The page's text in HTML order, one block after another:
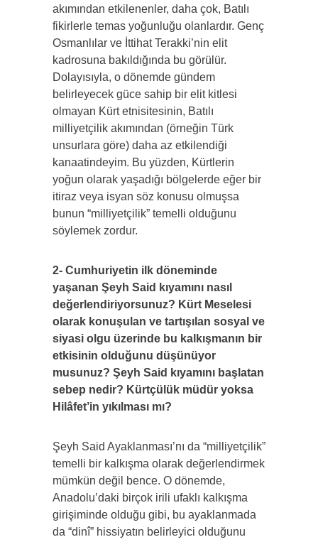
akımından etkilenenler, daha çok, Batılı
fikirlerle temas yoğunluğu olanlardır. Genç
Osmanlılar ve İttihat Terakki’nin elit
kadrosuna bakıldığında bu görülür.
Dolayısıyla, o dönemde gündem
belirleyecek güce sahip bir elit kitlesi
olmayan Kürt etnisitesinin, Batılı
milliyetçilik akımından (örneğin Türk
unsurlara göre) daha az etkilendiği
kanaatindeyim. Bu yüzden, Kürtlerin
yoğun olarak yaşadığı bölgelerde eğer bir
itiraz veya isyan söz konusu olmuşsa
bunun “milliyetçilik” temelli olduğunu
söylemek zordur.
2- Cumhuriyetin ilk döneminde
yaşanan Şeyh Said kıyamını nasıl
değerlendiriyorsunuz? Kürt Meselesi
olarak konuşulan ve tartışılan sosyal ve
siyasi olgu üzerinde bu kalkışmanın bir
etkisinin olduğunu düşünüyor
musunuz? Şeyh Said kıyamını başlatan
sebep nedir? Kürtçülük müdür yoksa
Hilâfet’in yıkılması mı?
Şeyh Said Ayaklanması’nı da “milliyetçilik”
temelli bir kalkışma olarak değerlendirmek
mümkün değil bence. O dönemde,
Anadolu’daki birçok irili ufaklı kalkışma
girişiminde olduğu gibi, bu ayaklanmada
da “dinî” hissiyatın belirleyici olduğunu